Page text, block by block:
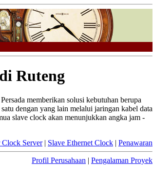
Ruteng
memberikan solusi kebutuhan berupa
dengan yang lain melalui jaringan kabel data
slave clock akan menunjukkan angka jam -
Server| Slave Ethernet Clock | Penawaran
Profil Perusahaan | Pengalaman Proyek